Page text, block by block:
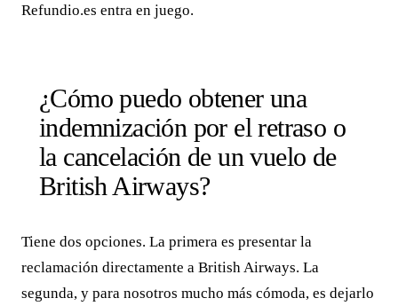
Refundio.es entra en juego.
¿Cómo puedo obtener una
indemnización por el retraso o
la cancelación de un vuelo de
British Airways?
Tiene dos opciones. La primera es presentar la
reclamación directamente a British Airways. La
segunda, y para nosotros mucho más cómoda, es dejarlo